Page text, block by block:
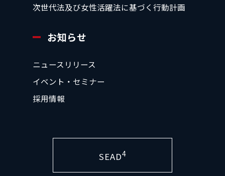
次世代法及び女性活躍法に基づく行動計画
お知らせ
ニュースリリース
イベント・セミナー
採用情報
SEAD4